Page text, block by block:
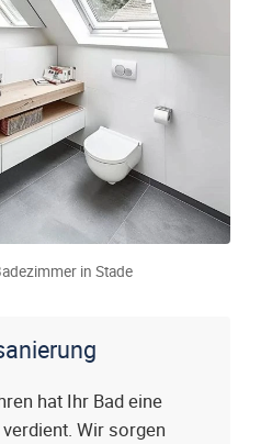
in Stade
hat Ihr Bad eine
Wir sorgen